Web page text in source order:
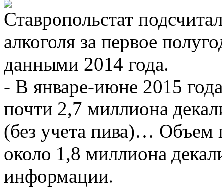
Ставропольстат
алкоголя за первое
данными 2014 года.
- В январе-июне 2015
почти 2,7 миллиона
(без учета пива)… Объем
около 1,8 миллиона
информации.